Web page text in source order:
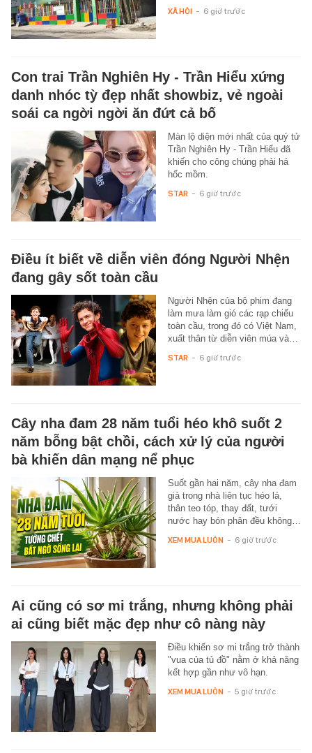
XÃ HỘI - 6 giờ trước
Con trai Trần Nghiên Hy - Trần Hiểu xứng
danh nhóc tỳ đẹp nhất showbiz, vẻ ngoài
soái ca ngời ngời ăn đứt cả bố
Màn lộ diện mới nhất của quý tử
Trần Nghiên Hy - Trần Hiểu đã
khiến cho công chúng phải há
hốc mồm.
STAR - 6 giờ trước
Điều ít biết về diễn viên đóng Người Nhện
đang gây sốt toàn cầu
Người Nhện của bộ phim đang
làm mưa làm gió các rạp chiếu
toàn cầu, trong đó có Việt Nam,
xuất thân từ diễn viên múa và…
STAR - 6 giờ trước
Cây nha đam 28 năm tuổi héo khô suốt 2
năm bỗng bật chồi, cách xử lý của người
bà khiến dân mạng nể phục
Suốt gần hai năm, cây nha đam
già trong nhà liên tục héo lá,
thân teo tóp, thay đất, tưới
nước hay bón phân đều không…
XEM MUA LUÔN - 6 giờ trước
Ai cũng có sơ mi trắng, nhưng không phải
ai cũng biết mặc đẹp như cô nàng này
Điều khiến sơ mi trắng trở thành
"vua của tủ đồ" nằm ở khả năng
kết hợp gần như vô hạn.
XEM MUA LUÔN - 5 giờ trước